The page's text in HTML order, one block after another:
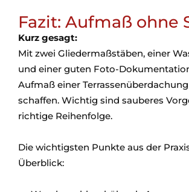
Fazit: Aufmaß ohne
Kurz gesagt:
Mit zwei Gliedermaßstäben, einer
und einer guten Foto-
Aufmaß einer
schaffen. Wichtig sind sauberes
richtige Reihenfolge.
Die wichtigsten Punkte aus der
Überblick: